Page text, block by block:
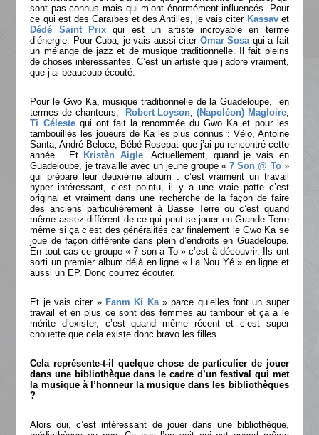
sont pas connus mais qui m’ont énormément influencés. Pour
ce qui est des Caraïbes et des Antilles, je vais citer Kassavet
Dédé Saint Prix qui est un artiste incroyable en terme
d’énergie. Pour Cuba, je vais aussi citer Omar Sosa qui a fait
un mélange de jazz et de musique traditionnelle. Il fait pleins
de choses intéressantes. C’est un artiste que j’adore vraiment,
que j’ai beaucoup écouté.
Pour le Gwo Ka, musique traditionnelle de la Guadeloupe, en
termes de chanteurs, Robert Loyson ,(Napoléon) Magloire,
Ti Célestequi ont fait la renommée du Gwo Ka et pour les
tambouillés les joueurs de Ka les plus connus : Vélo, Antoine
Santa, André Beloce, Bébé Rosepat que j’ai pu rencontré cette
année. EtKristèn Aigle . Actuellement, quand je vais en
Guadeloupe, je travaille avec un jeune groupe «7 Son @ To»
qui prépare leur deuxième album : c’est vraiment un travail
hyper intéressant, c’est pointu, il y a une vraie patte c’est
original et vraiment dans une recherche de la façon de faire
des anciens particulièrement à Basse Terre ou c’est quand
même assez différent de ce qui peut se jouer en Grande Terre
même si ça c’est des généralités car finalement le Gwo Ka se
joue de façon différente dans plein d’endroits en Guadeloupe.
En tout cas ce groupe « 7 son a To » c’est à découvrir. Ils ont
sorti un premier album déjà en ligne « La Nou Yé » en ligne et
aussi un EP. Donc courrez écouter.
Et je vais citer »Fanm Ki Ka» parce qu’elles font un super
travail et en plus ce sont des femmes au tambour et ça a le
mérite d’exister, c’est quand même récent et c’est super
chouette que cela existe donc bravo les filles.
Cela représente-t-il quelque chose de particulier de jouer
dans une bibliothèque dans le cadre d’un festival qui met
la musique à l’honneur la musique dans les bibliothèques
?
Alors oui, c’est intéressant de jouer dans une bibliothèque,